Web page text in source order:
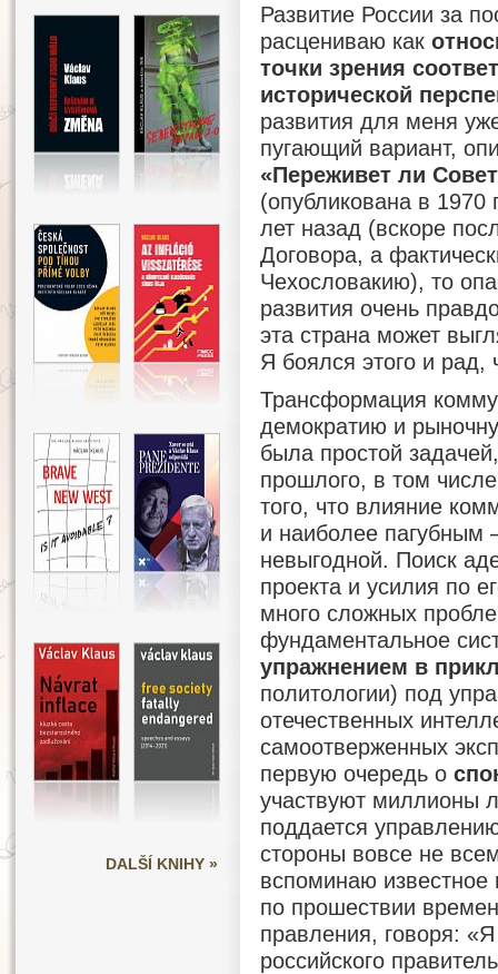
DALŠÍ KNIHY »
Развитие России за
расцениваю как
точки зрения
исторической
развития для меня
пугающий вариант,
«Переживет ли
(опубликована в 1970
лет назад (вскоре
Договора, а
Чехословакию), то
развития очень
эта страна может
Я боялся этого и рад,
Трансформация
демократию и
была простой
прошлого, в том
того, что влияние
и наиболее пагубным
невыгодной. Поиск
проекта и усилия по
много сложных
фундаментальное
упражнением в
политологии) под
отечественных
самоотверженных
первую очередь о
участвуют миллионы
поддается
стороны вовсе не
вспоминаю
по прошествии
правления, говоря:
российского